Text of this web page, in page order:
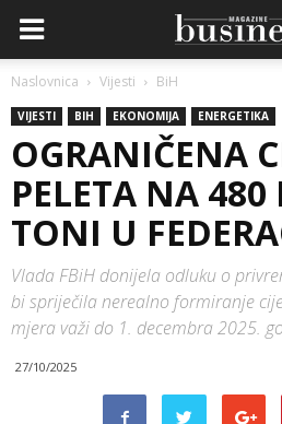
Naslovnica Vijesti BiH
VIJESTI BIH EKONOMIJA ENERGETIKA
OGRANIČENA
PELETA NA 480
TONI U
Vlada FBiH donijela odluku o
bi spriječila nerealno formiranje
mjera važi do 1. decembra 2025.
27/10/2025